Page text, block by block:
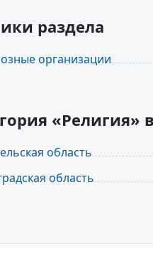
раздела
организации
область
область